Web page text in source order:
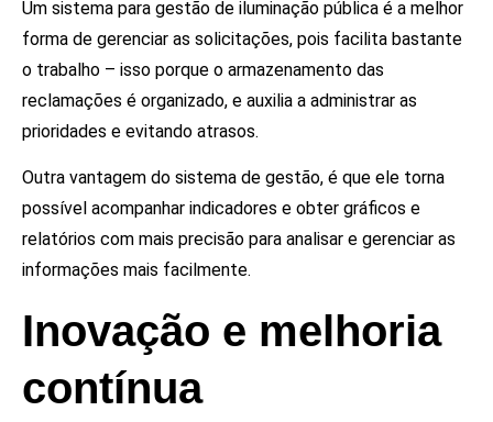
Um sistema para gestão de iluminação pública é a melhor
forma de gerenciar as solicitações, pois facilita bastante
o trabalho – isso porque o armazenamento das
reclamações é organizado, e auxilia a administrar as
prioridades e evitando atrasos.
Outra vantagem do sistema de gestão, é que ele torna
possível acompanhar indicadores e obter gráficos e
relatórios com mais precisão para analisar e gerenciar as
informações mais facilmente.
Inovação e melhoria
contínua